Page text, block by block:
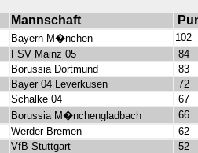
Mannschaft
Bayern M�nchen
102
FSV Mainz 05
84
Borussia Dortmund
83
Bayer 04 Leverkusen
72
Schalke 04
67
Borussia M�nchengladbach
66
Werder Bremen
62
VfB Stuttgart
52